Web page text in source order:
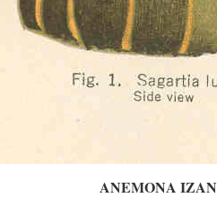
ANEMONA IZAN